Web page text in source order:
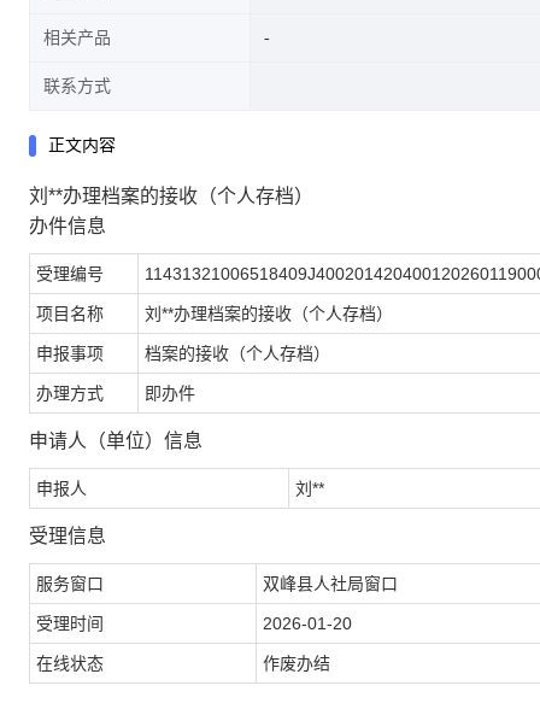
相关产品
联系方式
正文内容
刘**办理档案的接收（个人存档）
办件信息
受理编号
项目名称 刘**办理档案的接收（个人存档）
申报事项 档案的接收（个人存档）
办理方式 即办件
申请人（单位）信息
申报人 刘**
受理信息
服务窗口 双峰县人社局窗口
受理时间 2026-01-20
在线状态 作废办结